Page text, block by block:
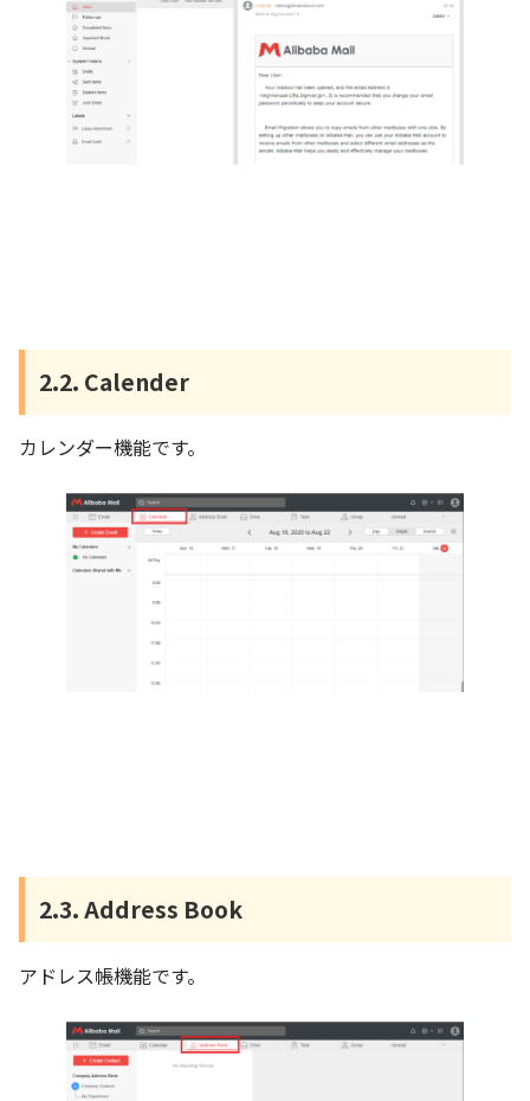
2.2. Calender
カレンダー機能です。
2.3. Address Book
アドレス帳機能です。